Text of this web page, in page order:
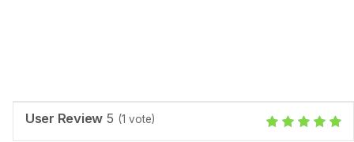
User Review 5 (1 vote)